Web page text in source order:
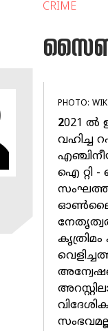
CRIME
PHOTO:
2021 ല്‍
വഹിച്ച
ഐ റ്റി -
ഓണ്‍ലൈന്‍
കൃത്രിമം